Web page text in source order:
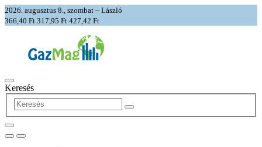
2026. augusztus 8., szombat – László
366,40 Ft 317,95 Ft 427,42 Ft
Keresés